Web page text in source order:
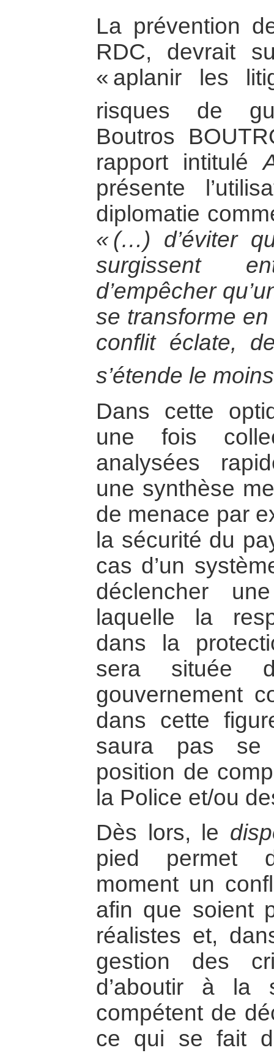
La prévention
RDC, devrait
« aplanir les
risques de
Boutros
rapport intitulé
présente
diplomatie
« (…) d’éviter
surgissent
d’empêcher
se transforme
conflit éclate,
s’étende le
Dans cette
une fois
analysées
une synthèse
de menace par
la sécurité du
cas d’un
déclencher
laquelle la
dans la
sera située
gouvernement
dans cette
saura pas se
position de
la Police et/ou
Dès lors, le
pied permet
moment un
afin que soient
réalistes et,
gestion des
d’aboutir à la
compétent de
ce qui se fait